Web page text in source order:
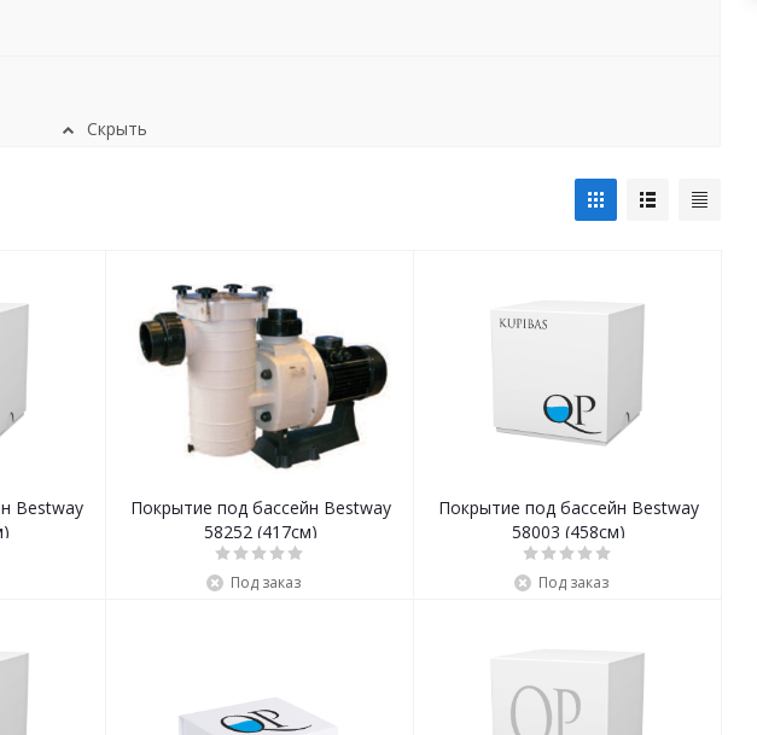
Скрыть
Bestway
Покрытие под бассейн Bestway
58252 (417см)
Под заказ
Покрытие под бассейн Bestway
58003 (458см)
Под заказ